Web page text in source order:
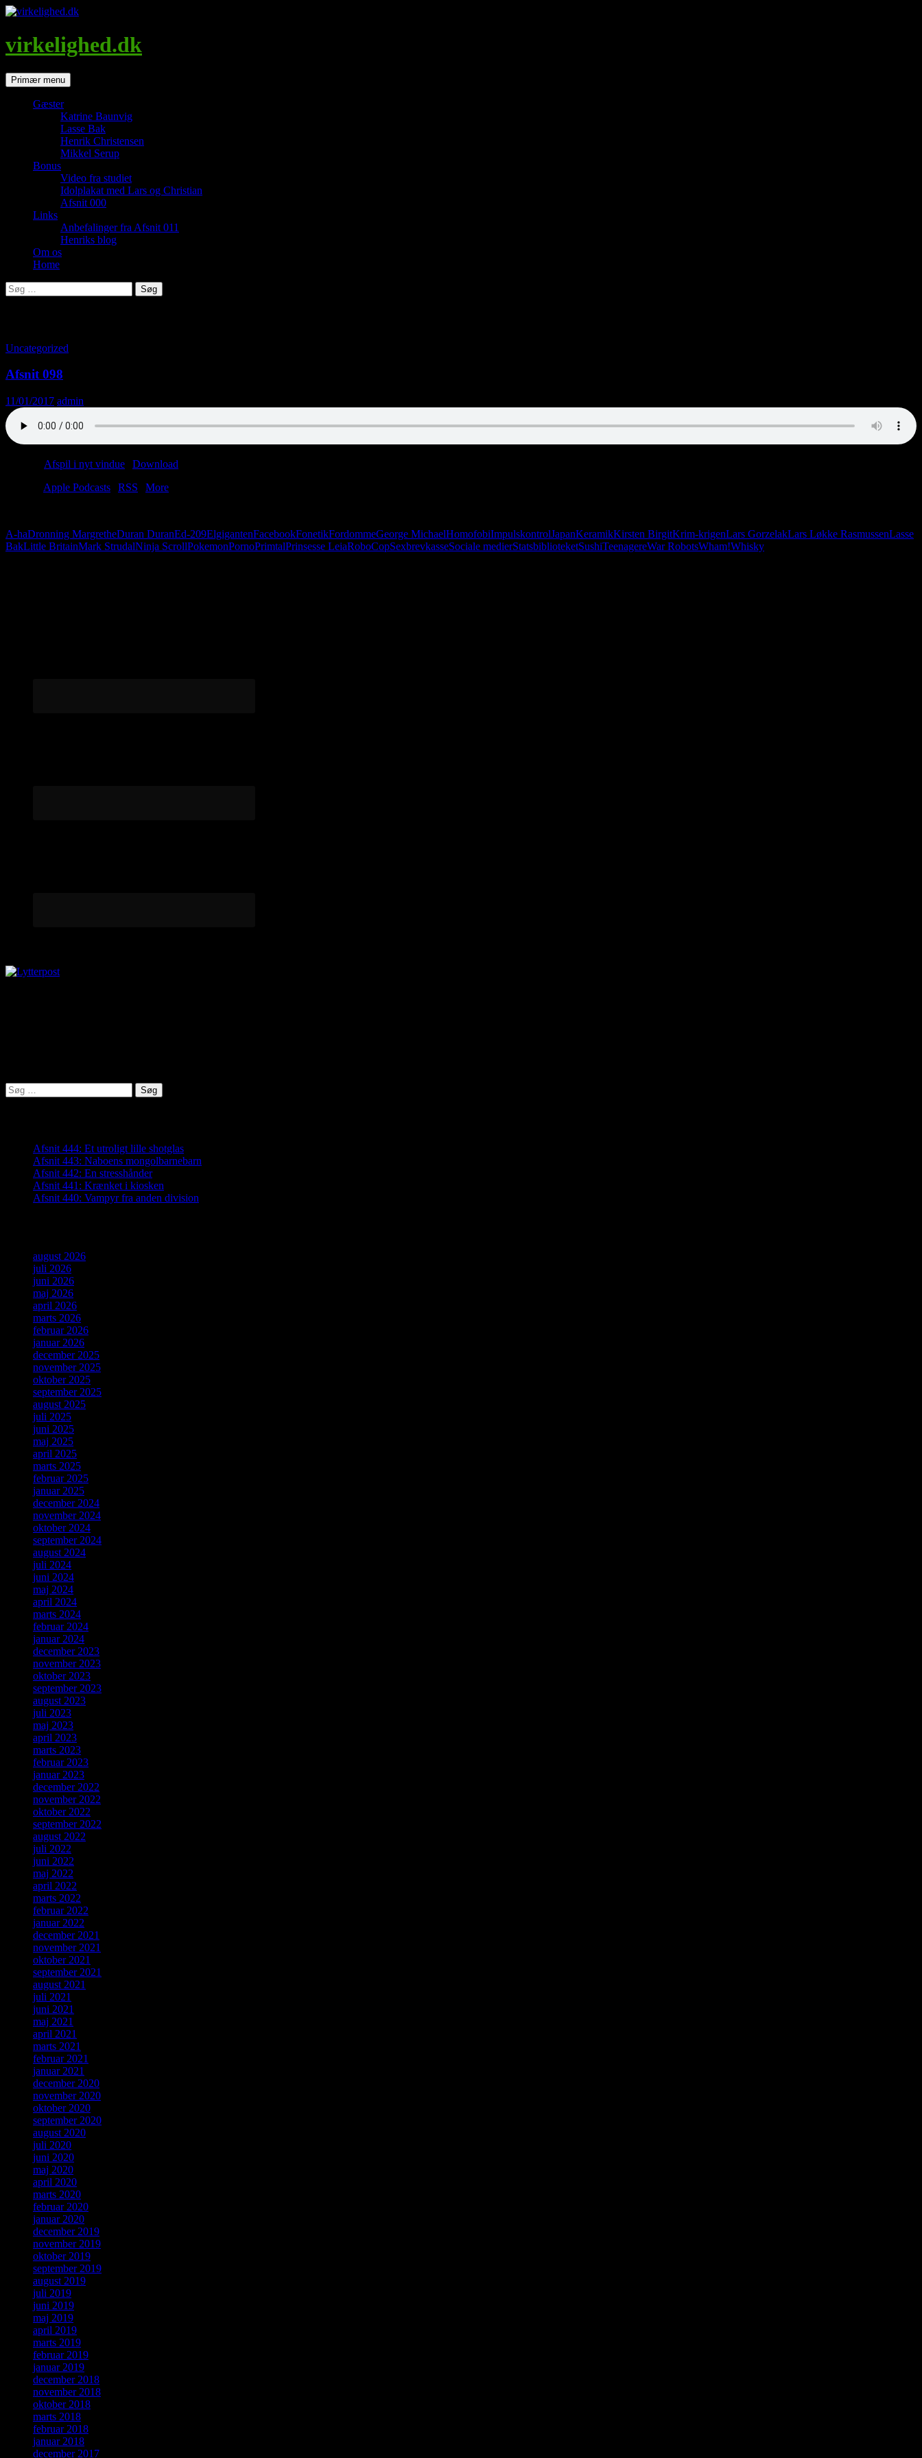
Hop
indhold
virkelighed.dk
SøgPrimær menu
Gæster
Katrine Baunvig
Lasse Bak
Henrik Christensen
Mikkel Serup
Bonus
Video fra studiet
Idolplakat med Lars og Christian
Afsnit 000
Links
Anbefalinger fra Afsnit 011
Henriks blog
Om os
Home
Søg
efter:
Uncategorized
Afsnit 098
11/01/2017 admin
Afspil i nyt vindue Download
Apple Podcasts RSS
More
A-haDronning MargretheDuran DuranEd-209ElgigantenFacebookFonetikFordommeGeorge MichaelHomofobiImpulskontrolJapanKeramikKirsten BirgitKrim-krigenLars GorzelakLars Løkke RasmussenLasse
BakLittle BritainMark StrudalNinja ScrollPokemonPornoPrimtalPrinsesse LeiaRoboCopSexbrevkasseSociale medierStatsbiblioteketSushiTeenagereWar RobotsWham!Whisky
Søg
efter:
Afsnit 444: Et utroligt lille shotglas
Afsnit 443: Naboens mongolbarnebarn
Afsnit 442: En stresshånder
Afsnit 441: Krænket i kiosken
Afsnit 440: Vampyr fra anden division
august 2026
juli 2026
juni 2026
maj 2026
april 2026
marts 2026
februar 2026
januar 2026
december 2025
november 2025
oktober 2025
september 2025
august 2025
juli 2025
juni 2025
maj 2025
april 2025
marts 2025
februar 2025
januar 2025
december 2024
november 2024
oktober 2024
september 2024
august 2024
juli 2024
juni 2024
maj 2024
april 2024
marts 2024
februar 2024
januar 2024
december 2023
november 2023
oktober 2023
september 2023
august 2023
juli 2023
maj 2023
april 2023
marts 2023
februar 2023
januar 2023
december 2022
november 2022
oktober 2022
september 2022
august 2022
juli 2022
juni 2022
maj 2022
april 2022
marts 2022
februar 2022
januar 2022
december 2021
november 2021
oktober 2021
september 2021
august 2021
juli 2021
juni 2021
maj 2021
april 2021
marts 2021
februar 2021
januar 2021
december 2020
november 2020
oktober 2020
september 2020
august 2020
juli 2020
juni 2020
maj 2020
april 2020
marts 2020
februar 2020
januar 2020
december 2019
november 2019
oktober 2019
september 2019
august 2019
juli 2019
juni 2019
maj 2019
april 2019
marts 2019
februar 2019
januar 2019
december 2018
november 2018
oktober 2018
marts 2018
februar 2018
januar 2018
december 2017